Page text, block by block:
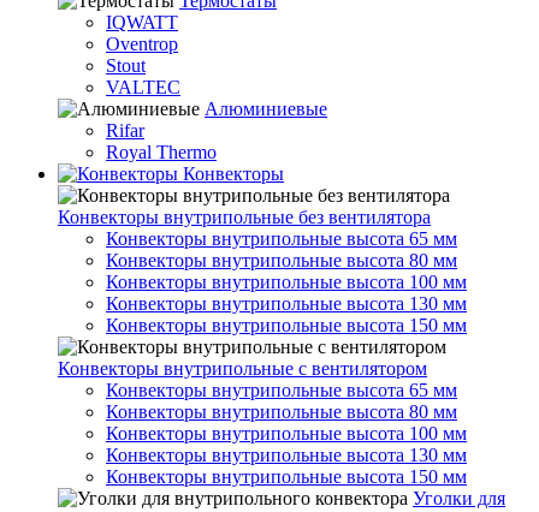
IQWATT
Oventrop
Stout
VALTEC
Алюминиевые
Rifar
Royal Thermo
Конвекторы
Конвекторы внутрипольные без вентилятора
Конвекторы внутрипольные высота 65 мм
Конвекторы внутрипольные высота 80 мм
Конвекторы внутрипольные высота 100 мм
Конвекторы внутрипольные высота 130 мм
Конвекторы внутрипольные высота 150 мм
Конвекторы внутрипольные с вентилятором
Конвекторы внутрипольные высота 65 мм
Конвекторы внутрипольные высота 80 мм
Конвекторы внутрипольные высота 100 мм
Конвекторы внутрипольные высота 130 мм
Конвекторы внутрипольные высота 150 мм
Уголки для